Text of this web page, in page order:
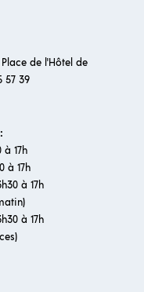
Place de l'Hôtel de
57 39
à 17h
à 17h
à 17h
à 17h